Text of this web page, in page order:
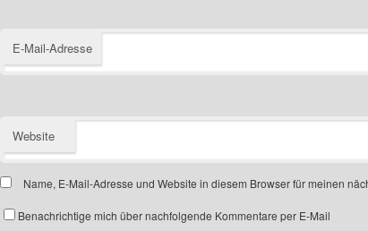
E-Mail-Adresse
Website
Name, E-Mail-Adresse und Website in diesem Browser für meinen
Benachrichtige mich über nachfolgende Kommentare per E-Mail